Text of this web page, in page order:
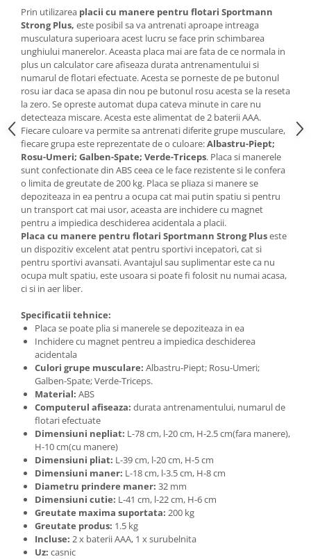
Sac de dormit 150 cm
Sac de dormit tineret
Saltele de infasat
Prin utilizarea placii cu manere pentru flotari Sportmann
Strong Plus, este posibil sa va antrenati aproape intreaga
musculatura superioara acest lucru se face prin schimbarea
unghiului manerelor. Aceasta placa mai are fata de ce normala in
plus un calculator care afiseaza durata antrenamentului si
numarul de flotari efectuate. Acesta se porneste de pe butonul
rosu iar daca se apasa din nou pe butonul rosu acesta se la reseta
la zero. Se opreste automat dupa cateva minute in care nu
detecteaza miscare. Acesta este alimentat de 2 baterii AAA.
Fiecare culoare va permite sa antrenati diferite grupe musculare,
fiecare grupa este reprezentate de o culoare:Albastru-Piept;
Rosu-Umeri; Galben-Spate; Verde-Triceps. Placa si manerele
sunt confectionate din ABS ceea ce le face rezistente si le confera
o limita de greutate de 200 kg. Placa se pliaza si manere se
depoziteaza in ea pentru a ocupa cat mai putin spatiu si pentru
un transport cat mai usor, aceasta are inchidere cu magnet
pentru a impiedica deschiderea acidentala a placii.
Placa cu manere pentru flotari Sportmann Strong Pluseste
un dispozitiv excelent atat pentru sportivi incepatori, cat si
pentru sportivi avansati. Avantajul sau suplimentar este ca nu
ocupa mult spatiu, este usoara si poate fi folosit nu numai acasa,
ci si in aer liber.
Specificatii tehnice:
Placa se poate plia si manerele se depoziteaza in ea
Inchidere cu magnet pentreu a impiedica deschiderea
acidentala
Culori grupe musculare: Albastru-Piept; Rosu-Umeri;
Galben-Spate; Verde-Triceps.
Material: ABS
Computerul afiseaza: durata antrenamentului, numarul de
flotari efectuate
Dimensiuni nepliat: L-78 cm, l-20 cm, H-2.5 cm(fara manere),
H-10 cm(cu manere)
Dimensiuni pliat: L-39 cm, l-20 cm, H-5 cm
Dimensiuni maner: L-18 cm, l-3.5 cm, H-8 cm
Diametru prindere maner: 32 mm
Dimensiuni cutie: L-41 cm, l-22 cm, H-6 cm
Greutate maxima suportata: 200 kg
Greutate produs: 1.5 kg
Incluse: 2 x baterii AAA, 1 x surubelnita
Uz: casnic